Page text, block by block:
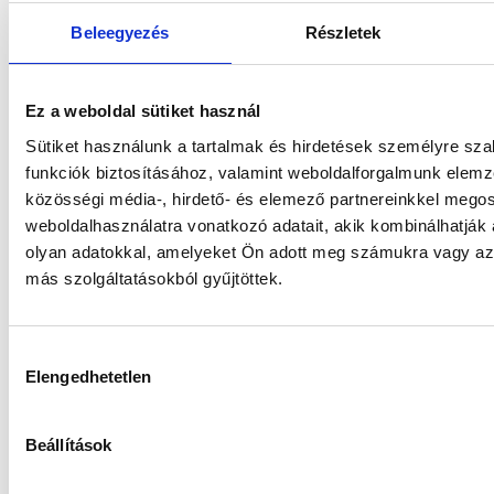
Beleegyezés Részletek
Ez a weboldal sütiket használ
Sütiket használunk a tartalmak és hirdetések személyre
funkciók biztosításához, valamint weboldalforgalmunk
közösségi média-, hirdető- és elemező partnereinkkel
weboldalhasználatra vonatkozó adatait, akik kombinálhatják
olyan adatokkal, amelyeket Ön adott meg számukra vagy
más szolgáltatásokból gyűjtöttek.
kiválasztása
Elengedhetetlen
Beállítások
mindennapi életünk egyik
meghatározó alkalmazása. A
legnagyobb előnye, hogy mind
asztali gépen, mind
mobiltelefonon aktívan
használhatja és használja is
szinte tényleg mindenki. Az